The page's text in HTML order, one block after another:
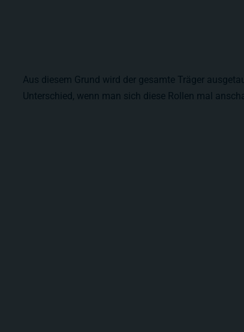
Aus diesem Grund wird der gesamte Träger
Unterschied, wenn man sich diese Rollen mal